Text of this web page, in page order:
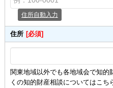
住所自動入力
住所 [必須]
関東地域以外でも各地域会で知的
くの知的財産相談についてはこち